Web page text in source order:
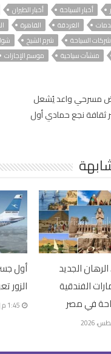
أخبار السياحة أخبار الطيران
الغردقة القاهرة
شركات السياحة شرم الشيخ
منشآت سياحية موسم الإجازات
مسرحي واعد يُشعل
نجع حمادي أول
الجديد
الفندقية
في مصر
أول
الزور
1:45 م | 8 أغسطس، 2026